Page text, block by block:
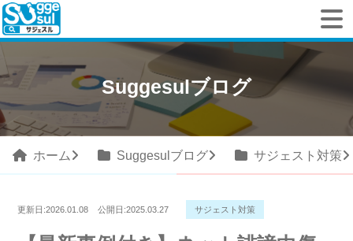
Suggesulブログ
ホーム Suggesulブログ サジェスト対策
更新日:2026.01.08 公開日:2025.03.27 サジェスト対策